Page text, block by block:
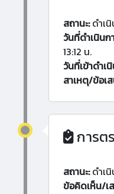
สถานะ:ดำเนิ
วันที่ดำเนินก
13:12 น.
วันที่เข้าดำเ
สาเหตุ/ข้อเ
การต
สถานะ:ดำเนิ
ข้อคิดเห็น/เ